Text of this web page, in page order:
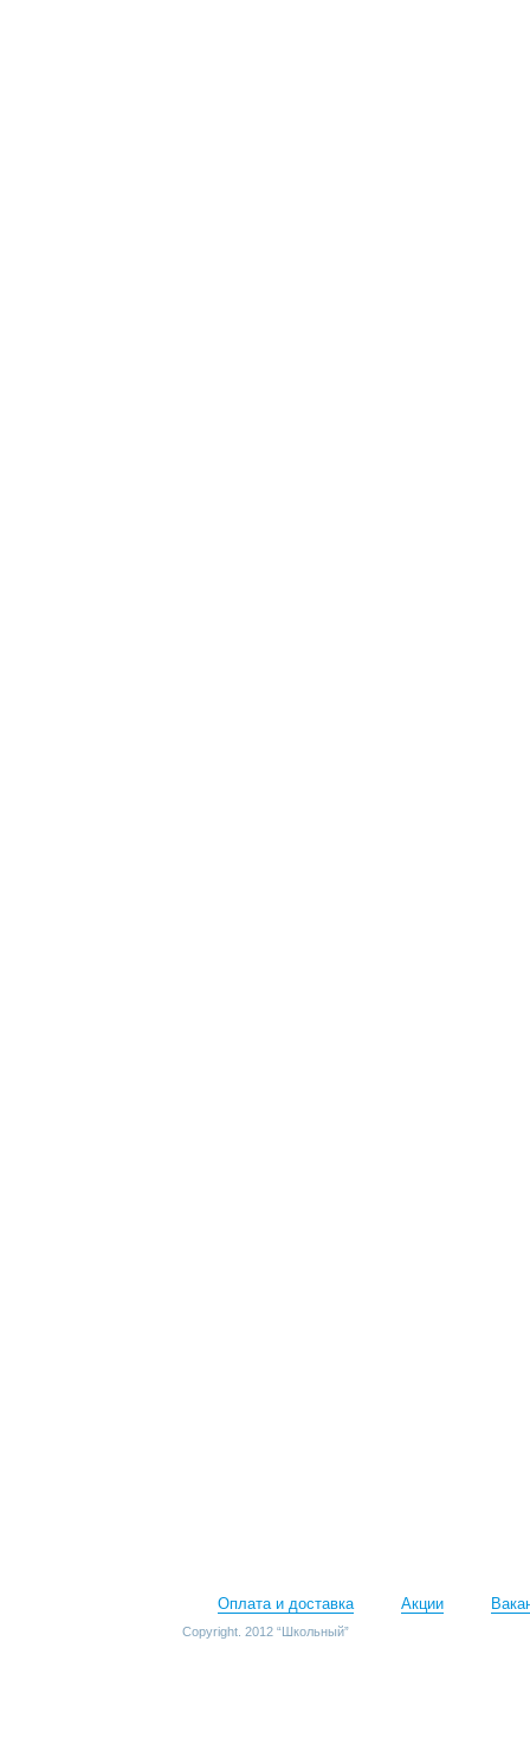
Оплата и доставка Акции
Copyright. 2012 “Школьный”